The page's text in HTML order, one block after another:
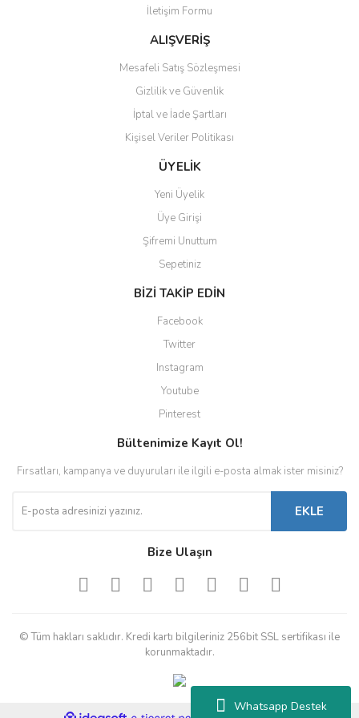
Whatsapp Destek
Ürün fiyatı diğer sitelerden daha pahalı.
Bu ürüne benzer farklı alternatifler olmalı.
Gönder
İletişim Formu
ALIŞVERİŞ
Mesafeli Satış Sözleşmesi
Gizlilik ve Güvenlik
İptal ve İade Şartları
Kişisel Veriler Politikası
ÜYELİK
Yeni Üyelik
Üye Girişi
Şifremi Unuttum
Sepetiniz
BİZİ TAKİP EDİN
Facebook
Twitter
Instagram
Youtube
Pinterest
Bültenimize Kayıt Ol!
Fırsatları, kampanya ve duyuruları ile ilgili e-posta almak ister misiniz?
EKLE
Bize Ulaşın
© Tüm hakları saklıdır. Kredi kartı bilgileriniz 256bit SSL sertifikası ile
korunmaktadır.